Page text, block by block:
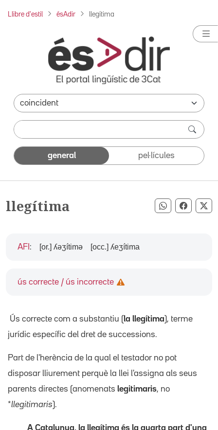
Llibre d'estil ésAdir llegítima
general pel·lícules
llegítima Compartir
ús correcte / ús incorrecte
AFI : [or.] ʎəʒítimə [occ.] ʎeʒítima
Ús correcte com a substantiu ( la llegítima), terme
jurídic específic del dret de successions.
Part de l'herència de la qual el testador no pot
disposar lliurement perquè la llei l'assigna als seus
parents directes (anomenats legitimaris, no
*llegitimaris).
A Catalunya, la llegítima és la quarta part d'una